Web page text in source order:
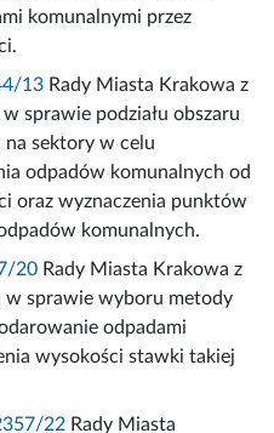
komunalnymi przez
13 Rady Miasta Krakowa z
sprawie podziału obszaru
sektory w celu
odpadów komunalnych od
oraz wyznaczenia punktów
komunalnych.
20 Rady Miasta Krakowa z
w sprawie wyboru metody
odpadami
wysokości stawki takiej
22 Rady Miasta